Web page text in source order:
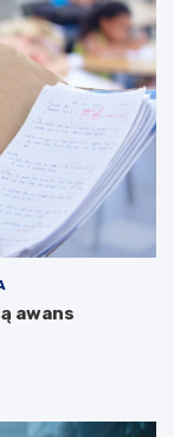
awans